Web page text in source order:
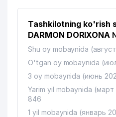
12
13 ARTUM LEASING
O'ZBEKISTON BADIY
UYUSHMASI
ALOQA BO'LIMI № 29
ISHLAR VAZIRLIGI
Tashkilotning ko'rish
DARMON DORIXONA
Shu oy mobaynida
O'tgan oy mobaynida
3 oy mobaynida (июнь
Yarim yil mobaynida
846
1 yil mobaynida (январь